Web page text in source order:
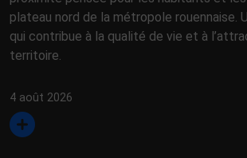
plateau nord de la métropole rouennaise.
qui contribue à la qualité de vie et à
territoire.
4 août 2026